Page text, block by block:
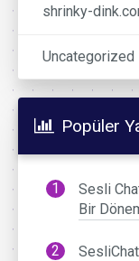
shrinky-
Uncategorized
Popüler
Sesli
Bir